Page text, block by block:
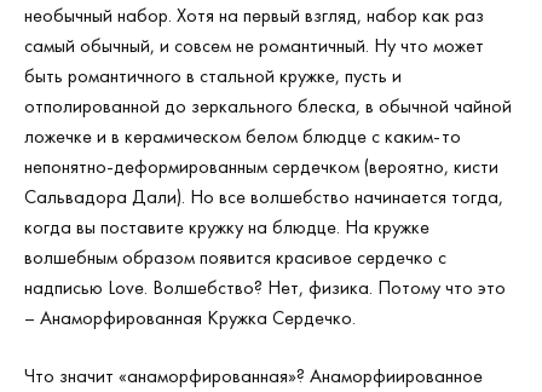
необычный набор. Хотя на первый взгляд, набор как раз
самый обычный, и совсем не романтичный. Ну что может
быть романтичного в стальной кружке, пусть и
отполированной до зеркального блеска, в обычной чайной
ложечке и в керамическом белом блюдце с каким-то
непонятно-деформированным сердечком (вероятно, кисти
Сальвадора Дали). Но все волшебство начинается тогда,
когда вы поставите кружку на блюдце. На кружке
волшебным образом появится красивое сердечко с
надписью Love. Волшебство? Нет, физика. Потому что это
– Анаморфированная Кружка Сердечко.
Что значит «анаморфированная»? Анаморфиированное